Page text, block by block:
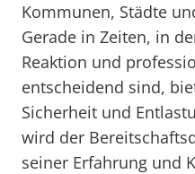
Kommunen, Städte
Gerade in Zeiten, in
Reaktion und
entscheidend sind,
Sicherheit und
wird der
seiner Erfahrung und